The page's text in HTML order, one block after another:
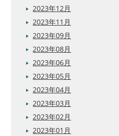
2023年12月
2023年11月
2023年09月
2023年08月
2023年06月
2023年05月
2023年04月
2023年03月
2023年02月
2023年01月